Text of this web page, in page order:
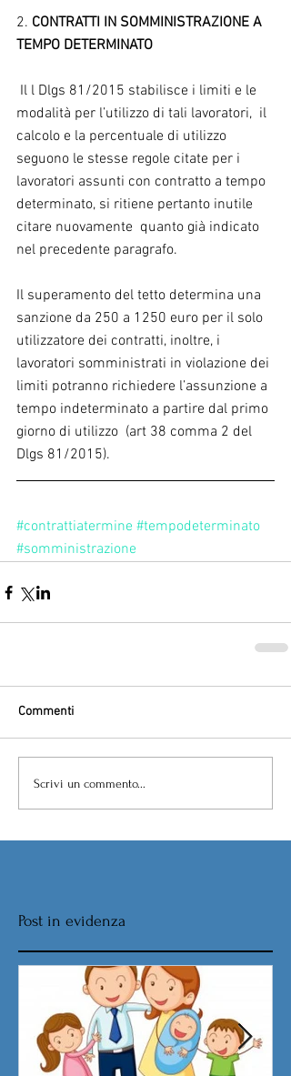
2. CONTRATTI IN SOMMINISTRAZIONE A
TEMPO DETERMINATO
modalità per l’utilizzo di tali lavoratori,  il
calcolo e la percentuale di utilizzo
seguono le stesse regole citate per i
lavoratori assunti con contratto a tempo
determinato, si ritiene pertanto inutile
citare nuovamente  quanto già indicato
nel precedente paragrafo.
Il superamento del tetto determina una
sanzione da 250 a 1250 euro per il solo
utilizzatore dei contratti, inoltre, i
lavoratori somministrati in violazione dei
limiti potranno richiedere l’assunzione a
tempo indeterminato a partire dal primo
giorno di utilizzo  (art 38 comma 2 del
Dlgs 81/2015).
#contrattiatermine #tempodeterminato
#somministrazione
Commenti
Scrivi un commento...
Post in evidenza